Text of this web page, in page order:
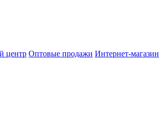
центр Оптовые продажи Интернет-магазин